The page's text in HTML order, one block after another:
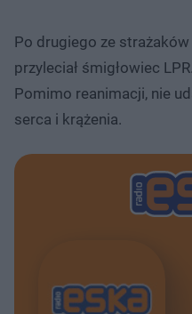
Po drugiego ze
przyleciał śmigłowiec
Pomimo reanimacji, nie
serca i krążenia.